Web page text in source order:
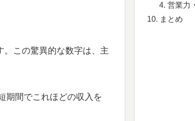
この驚異的な数字は、主
期間でこれほどの収入を
営業力
まとめ